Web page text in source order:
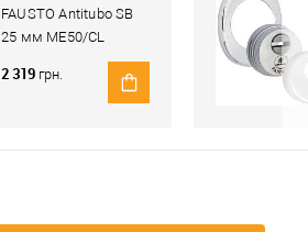
FAUSTO Antitubo SB
25 мм ME50/CL
овальний стандарт
хром полірований
2 319 грн.